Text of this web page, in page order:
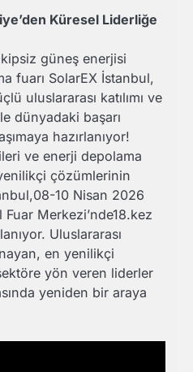
Küresel Liderliğe
güneş enerjisi
fuarı SolarEX İstanbul,
uluslararası katılımı ve
dünyadaki başarı
hazırlanıyor!
ve enerji depolama
çözümlerinin
10 Nisan 2026
Fuar Merkezi’nde18.kez
Uluslararası
en yenilikçi
yön veren liderler
yeniden bir araya